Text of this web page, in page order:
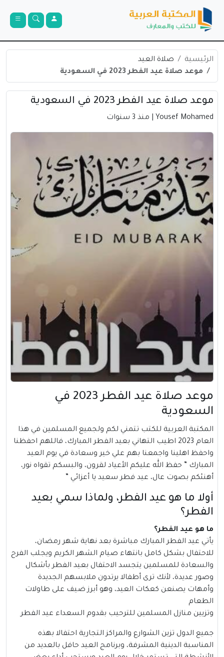
الرئيسية
صلاة العيد
موعد صلاة عيد الفطر 2023 في السعودية
موعد صلاة عيد الفطر 2023 في السعودية
Yousef Mohamed | منذ 3 سنوات
موعد صلاة عيد الفطر 2023 في
السعودية
المكتبة العربية للكتب تتمني لكم ولجميع المسلمين في هذا
العام 2023 اطيب التهاني بعيد الفطر المبارك، فاللهم احفظنا
واحفظ اهلينا واجمعنا بهم علي خير وسعادة في يوم العيد
المبارك ” حفظ الله عليكم الأعياد لقرون، والبسكم تقواه نور،
أهنئكم بصوت عال، عيد فطر سعيد يا أعزائي ”
أولا ما هو عيد الفطر، ولماذا سمي بعيد
الفطر؟
ما هو عيد الفطر؟
يأتي عيد الفطرالمبارك مباشرة بعد نهاية شهر رمضان،
للاحتفال بشكل كامل بانتهاء صيام الشهر الكريم ويجلب الفرح
والسعادة للمسلمين يتجسد الاحتفال بعيد الفطر بأشكال
وصور عديدة، لأنك ترى أطفالا يرتدون ملابسهم الجديدة
وأمهات يصنعن كعكات العيد، وهو أبرز ضيف على طاولات
الطعام
وتزيين منازل المسلمين للترحيب بقدوم السعداء عيد الفطر
جميع الدول تزين الشوارع والمراكز التجارية احتفالا بهذه
المناسبة الدينية المشرفة، وبرنامج العيد حافل بالعديد من